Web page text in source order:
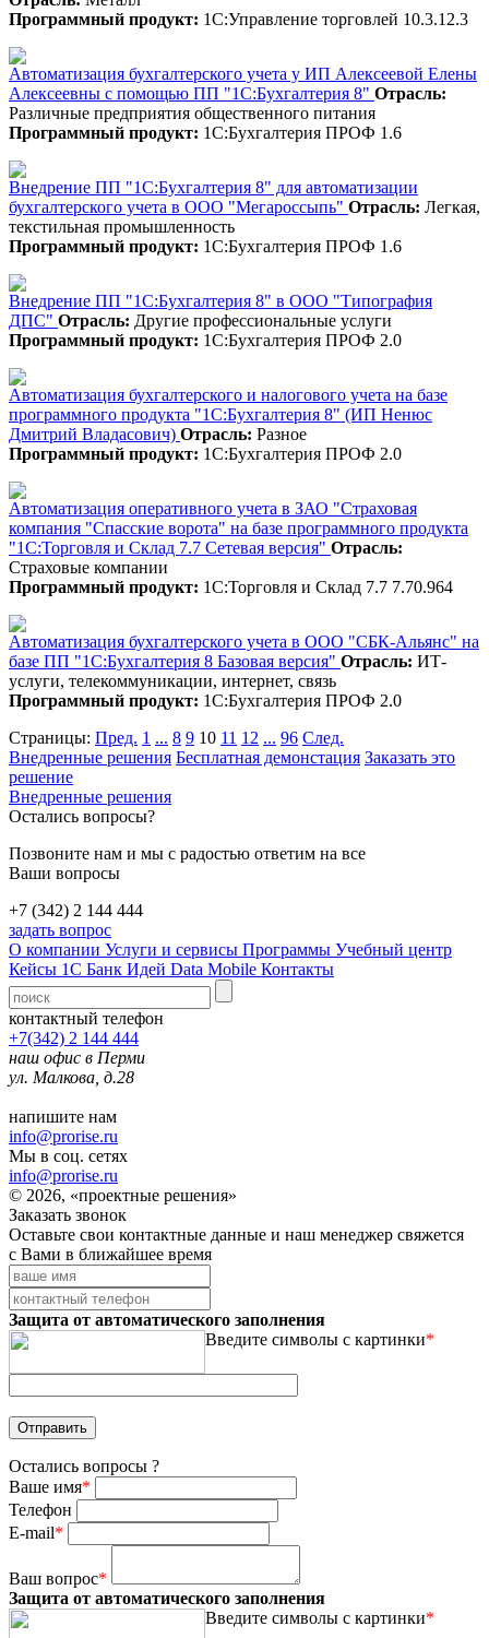
Программный продукт: 1С:Управление торговлей 10.3.12.3
Автоматизация бухгалтерского учета у ИП Алексеевой Елены
Алексеевны с помощью ПП "1С:Бухгалтерия 8" Отрасль:
Различные предприятия общественного питания
Программный продукт: 1С:Бухгалтерия ПРОФ 1.6
Внедрение ПП "1С:Бухгалтерия 8" для автоматизации
бухгалтерского учета в ООО "Мегароссыпь" Отрасль: Легкая,
текстильная промышленность
Программный продукт: 1С:Бухгалтерия ПРОФ 1.6
Внедрение ПП "1С:Бухгалтерия 8" в ООО "Типография
ДПС" Отрасль: Другие профессиональные услуги
Программный продукт: 1С:Бухгалтерия ПРОФ 2.0
Автоматизация бухгалтерского и налогового учета на базе
программного продукта "1С:Бухгалтерия 8" (ИП Ненюс
Дмитрий Владасович) Отрасль: Разное
Программный продукт: 1С:Бухгалтерия ПРОФ 2.0
Автоматизация оперативного учета в ЗАО "Страховая
компания "Спасские ворота" на базе программного продукта
"1С:Торговля и Склад 7.7 Сетевая версия" Отрасль:
Страховые компании
Программный продукт: 1С:Торговля и Склад 7.7 7.70.964
Автоматизация бухгалтерского учета в ООО "СБК-Альянс" на
базе ПП "1С:Бухгалтерия 8 Базовая версия" Отрасль: ИТ-
услуги, телекоммуникации, интернет, связь
Программный продукт: 1С:Бухгалтерия ПРОФ 2.0
Страницы: Пред. 1 ... 8 9 10 11 12 ... 96 След.
Внедренные решения Бесплатная демонстация Заказать это
решение
Внедренные решения
Остались вопросы?
Позвоните нам и мы с радостью ответим на все
Ваши вопросы
+7 (342) 2 144 444
задать вопрос
О компании Услуги и сервисы Программы Учебный центр
Кейсы 1С Банк Идей Data Mobile Контакты
контактный телефон
+7(342) 2 144 444
наш офис в Перми
ул. Малкова, д.28
напишите нам
info@prorise.ru
Мы в соц. сетях
info@prorise.ru
© 2026, «проектные решения»
Заказать звонок
Оставьте свои контактные данные и наш менеджер свяжется
с Вами в ближайшее время
Защита от автоматического заполнения
Введите символы с картинки*
Остались вопросы ?
Ваше имя*
Телефон
E-mail*
Ваш вопрос*
Защита от автоматического заполнения
Введите символы с картинки*